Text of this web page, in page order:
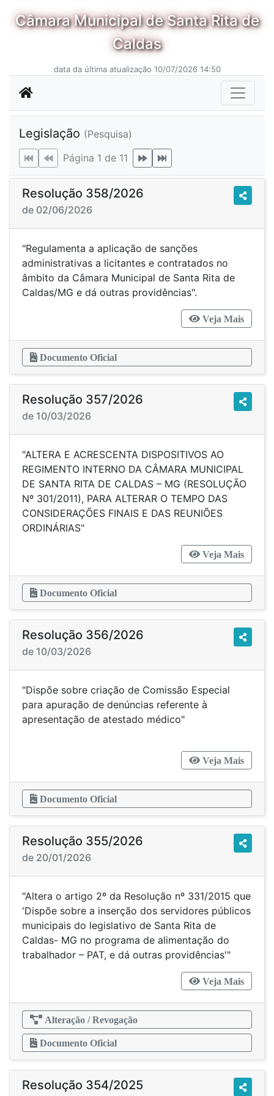
Câmara Municipal de Santa Rita de
Caldas
data da última atualização 10/07/2026 14:50
Legislação (Pesquisa)
Página 1 de 11
Resolução 358/2026
de 02/06/2026
"Regulamenta a aplicação de sanções
administrativas a licitantes e contratados no
âmbito da Câmara Municipal de Santa Rita de
Caldas/MG e dá outras providências".
Veja Mais
Documento Oficial
Resolução 357/2026
de 10/03/2026
"ALTERA E ACRESCENTA DISPOSITIVOS AO
REGIMENTO INTERNO DA CÂMARA MUNICIPAL
DE SANTA RITA DE CALDAS – MG (RESOLUÇÃO
Nº 301/2011), PARA ALTERAR O TEMPO DAS
CONSIDERAÇÕES FINAIS E DAS REUNIÕES
ORDINÁRIAS"
Veja Mais
Documento Oficial
Resolução 356/2026
de 10/03/2026
"Dispõe sobre criação de Comissão Especial
para apuração de denúncias referente à
apresentação de atestado médico"
Veja Mais
Documento Oficial
Resolução 355/2026
de 20/01/2026
"Altera o artigo 2º da Resolução nº 331/2015 que
'Dispõe sobre a inserção dos servidores públicos
municipais do legislativo de Santa Rita de
Caldas- MG no programa de alimentação do
trabalhador – PAT, e dá outras providências'"
Veja Mais
Alteração / Revogação
Documento Oficial
Resolução 354/2025